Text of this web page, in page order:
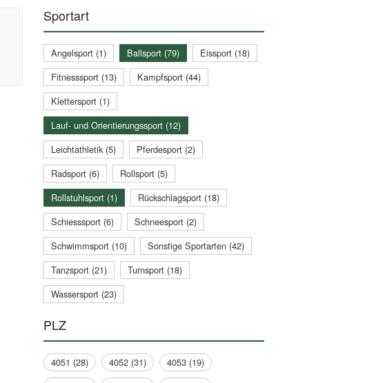
Sportart
Angelsport (1) Ballsport (79)
Eissport (18)
Fitnesssport (13)
Kampfsport (44)
Klettersport (1)
Lauf- und Orientierungssport (12)
Leichtathletik (5)
Pferdesport (2)
Radsport (6)
Rollsport (5)
Rollstuhlsport (1)
Rückschlagsport (18)
Schiesssport (6)
Schneesport (2)
Schwimmsport (10)
Sonstige Sportarten (42)
Tanzsport (21)
Turnsport (18)
Wassersport (23)
PLZ
4051 (28) 4052 (31)
4053 (19)